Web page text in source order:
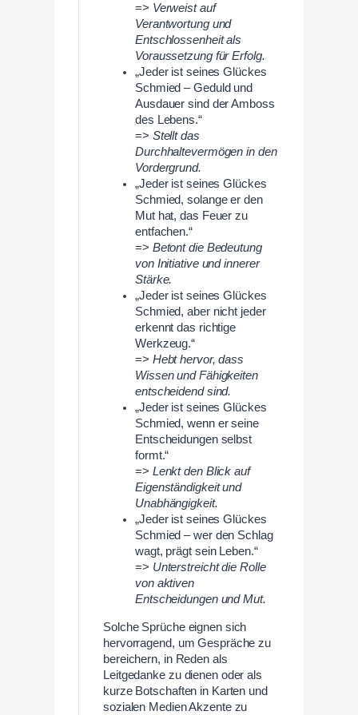
=> Verweist auf
Verantwortung und
Entschlossenheit als
Voraussetzung für Erfolg.
„Jeder ist seines Glückes
Schmied – Geduld und
Ausdauer sind der Amboss
des Lebens.“
=> Stellt das
Durchhaltevermögen in den
Vordergrund.
„Jeder ist seines Glückes
Schmied, solange er den
Mut hat, das Feuer zu
entfachen.“
=> Betont die Bedeutung
von Initiative und innerer
Stärke.
„Jeder ist seines Glückes
Schmied, aber nicht jeder
erkennt das richtige
Werkzeug.“
=> Hebt hervor, dass
Wissen und Fähigkeiten
entscheidend sind.
„Jeder ist seines Glückes
Schmied, wenn er seine
Entscheidungen selbst
formt.“
=> Lenkt den Blick auf
Eigenständigkeit und
Unabhängigkeit.
„Jeder ist seines Glückes
Schmied – wer den Schlag
wagt, prägt sein Leben.“
=> Unterstreicht die Rolle
von aktiven
Entscheidungen und Mut.
Solche Sprüche eignen sich
hervorragend, um Gespräche zu
bereichern, in Reden als
Leitgedanke zu dienen oder als
kurze Botschaften in Karten und
sozialen Medien Akzente zu